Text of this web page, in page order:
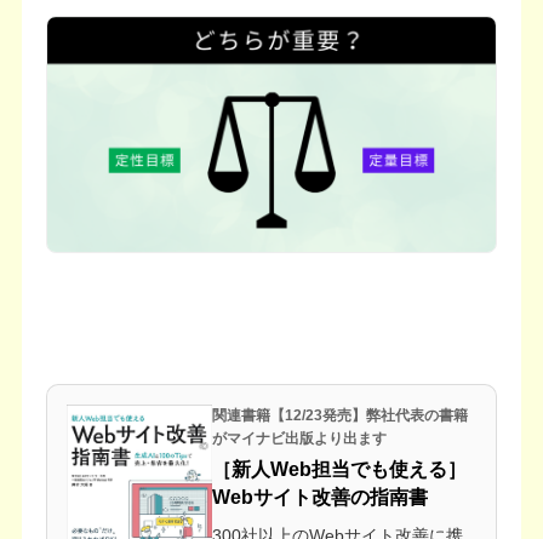
関連書籍【12/23発売】弊社代表の書籍
がマイナビ出版より出ます
［新人Web担当でも使える］
Webサイト改善の指南書